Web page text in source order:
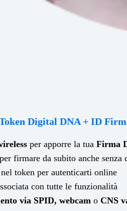
Digital DNA + ID
per apporre la tua Firma
per firmare da subito anche senza
token per autenticarti online
con tutte le funzionalità
via SPID, webcam o CNS